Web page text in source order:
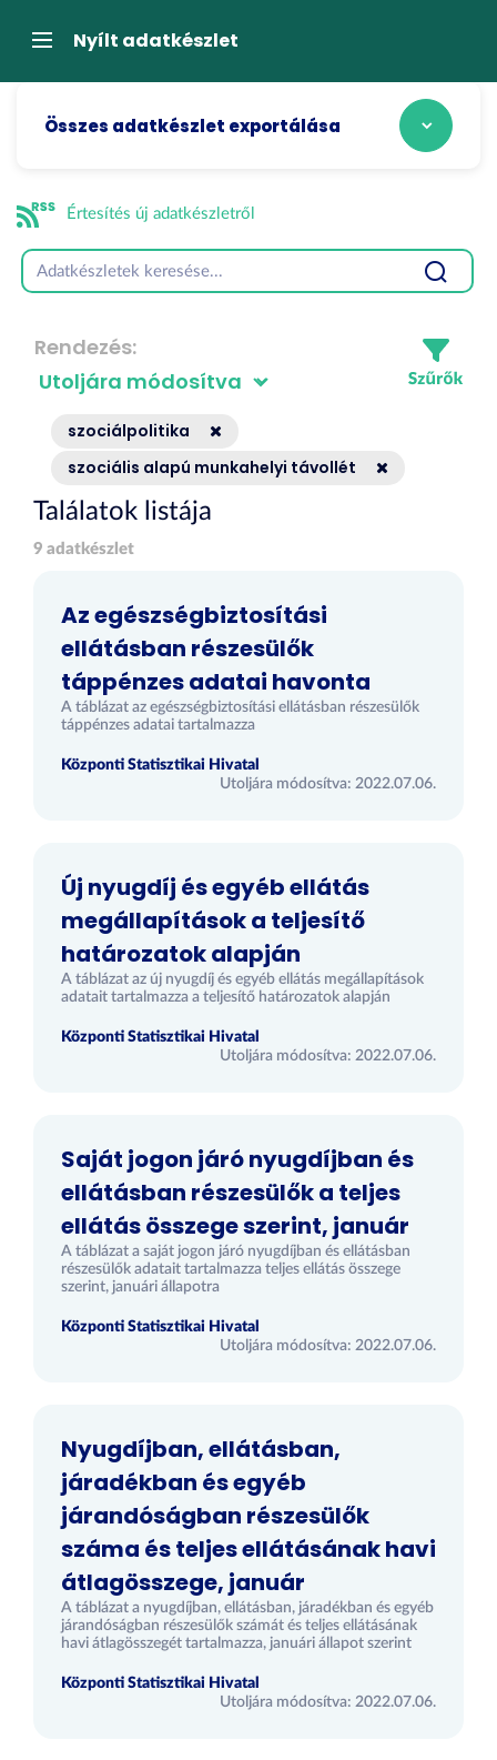
átugrásaNavigációNyílt adatkészlet
Összes adatkészlet exportálása
Értesítés új adatkészletről
Rendezés
szociálpolitika
szociális alapú munkahelyi távollét
Találatok listája
9 adatkészlet
Az egészségbiztosítási
ellátásban részesülők
táppénzes adatai havonta
A táblázat az egészségbiztosítási ellátásban részesülők
táppénzes adatai tartalmazza
Központi Statisztikai Hivatal
Utoljára módosítva: 2022.07.06.
Új nyugdíj és egyéb ellátás
megállapítások a teljesítő
határozatok alapján
A táblázat az új nyugdíj és egyéb ellátás megállapítások
adatait tartalmazza a teljesítő határozatok alapján
Központi Statisztikai Hivatal
Utoljára módosítva: 2022.07.06.
Saját jogon járó nyugdíjban és
ellátásban részesülők a teljes
ellátás összege szerint, január
A táblázat a saját jogon járó nyugdíjban és ellátásban
részesülők adatait tartalmazza teljes ellátás összege
szerint, januári állapotra
Központi Statisztikai Hivatal
Utoljára módosítva: 2022.07.06.
Nyugdíjban, ellátásban,
járadékban és egyéb
járandóságban részesülők
száma és teljes ellátásának havi
átlagösszege, január
A táblázat a nyugdíjban, ellátásban, járadékban és egyéb
járandóságban részesülők számát és teljes ellátásának
havi átlagösszegét tartalmazza, januári állapot szerint
Központi Statisztikai Hivatal
Utoljára módosítva: 2022.07.06.